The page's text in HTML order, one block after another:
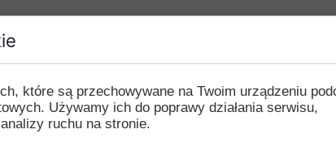
podpórkę PABLO, położono nacisk na
Jej minimalistyczna, ale elegancka forma
stylu – od industrialnych przestrzeni po
kolory pozwalają jej dyskretnie komponować się
dodając charakteru każdemu regałowi czy
odnajdzie się zarówno w przestrzeniach
które są przechowywane na Twoim urządzeniu
Używamy ich do poprawy działania serwisu,
ruchu na stronie.